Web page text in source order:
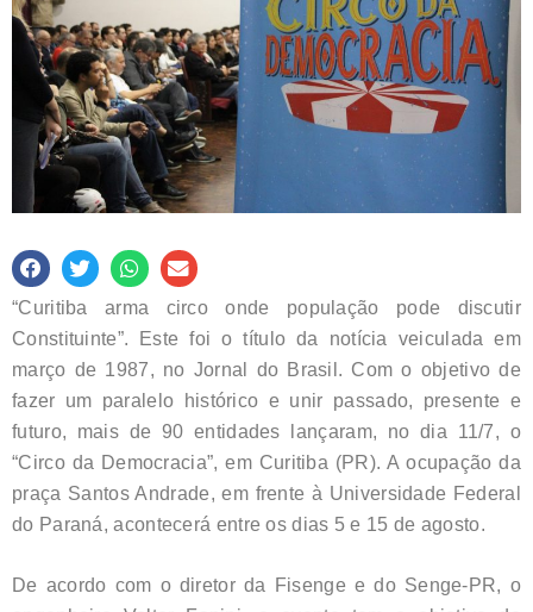
“Curitiba arma circo onde população pode discutir
Constituinte”. Este foi o título da notícia veiculada em
março de 1987, no Jornal do Brasil. Com o objetivo de
fazer um paralelo histórico e unir passado, presente e
futuro, mais de 90 entidades lançaram, no dia 11/7, o
“Circo da Democracia”, em Curitiba (PR). A ocupação da
praça Santos Andrade, em frente à Universidade Federal
do Paraná, acontecerá entre os dias 5 e 15 de agosto.
De acordo com o diretor da Fisenge e do Senge-PR, o